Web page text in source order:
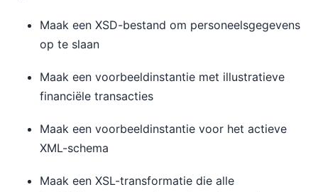
Maak een XSD-bestand om personeelsgegevens
op te slaan
Maak een voorbeeldinstantie met illustratieve
financiële transacties
Maak een voorbeeldinstantie voor het actieve
XML-schema
Maak een XSL-transformatie die alle